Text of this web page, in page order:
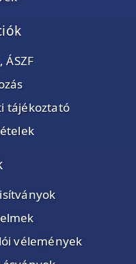
tájékoztató
vélemények